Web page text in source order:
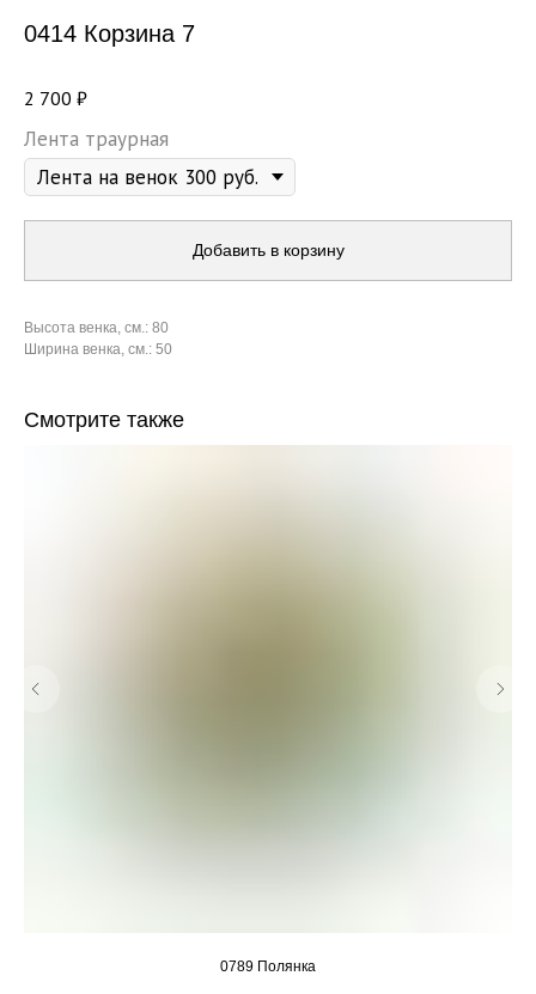
0414 Корзина 7
2 700 ₽
Лента траурная
Добавить в корзину
Высота венка, см.: 80
Ширина венка, см.: 50
Смотрите также
0789 Полянка